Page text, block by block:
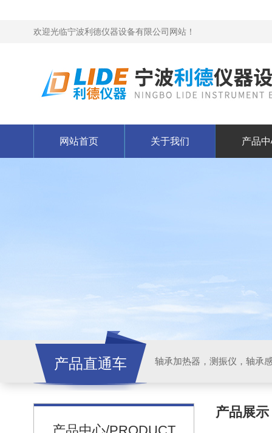
欢迎光临宁波利德仪器设备有限公司网站！
网站首页 关于我们 产品
产品直通车 轴承加热器，测振仪，轴承
产品展示